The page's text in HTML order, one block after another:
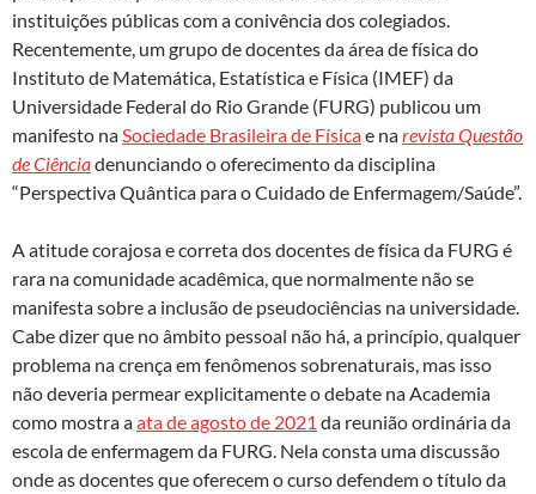
instituições públicas com a conivência dos colegiados.
Recentemente, um grupo de docentes da área de física do
Instituto de Matemática, Estatística e Física (IMEF) da
Universidade Federal do Rio Grande (FURG) publicou um
manifesto naSociedade Brasileira de Físicae narevista Questão
de Ciênciadenunciando o oferecimento da disciplina
“Perspectiva Quântica para o Cuidado de Enfermagem/Saúde”.
A atitude corajosa e correta dos docentes de física da FURG é
rara na comunidade acadêmica, que normalmente não se
manifesta sobre a inclusão de pseudociências na universidade.
Cabe dizer que no âmbito pessoal não há, a princípio, qualquer
problema na crença em fenômenos sobrenaturais, mas isso
não deveria permear explicitamente o debate na Academia
como mostra aata de agosto de 2021 da reunião ordinária da
escola de enfermagem da FURG. Nela consta uma discussão
onde as docentes que oferecem o curso defendem o título da